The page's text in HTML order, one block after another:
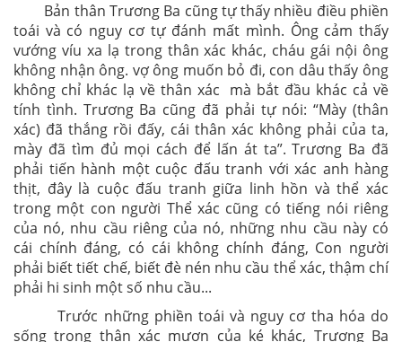
Bản thân Trương Ba cũng tự thấy nhiều điều phiền
toái và có nguy cơ tự đánh mất mình. Ông cảm thấy
vướng víu xa lạ trong thân xác khác, cháu gái nội ông
không nhận ông. vợ ông muốn bỏ đi, con dâu thấy ông
không chỉ khác lạ về thân xác mà bắt đầu khác cả về
tính tình. Trương Ba cũng đã phải tự nói: “Mày (thân
xác) đã thắng rồi đấy, cái thân xác không phải của ta,
mày đã tìm đủ mọi cách để lấn át ta”. Trương Ba đã
phải tiến hành một cuộc đấu tranh với xác anh hàng
thịt, đây là cuộc đấu tranh giữa linh hồn và thể xác
trong một con người Thể xác cũng có tiếng nói riêng
của nó, nhu cầu riêng của nó, những nhu cầu này có
cái chính đáng, có cái không chính đáng, Con người
phải biết tiết chế, biết đè nén nhu cầu thể xác, thậm chí
phải hi sinh một số nhu cầu...
Trước những phiền toái và nguy cơ tha hóa do
sống trong thân xác mượn của ké khác, Trương Ba